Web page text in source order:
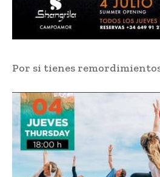
Por si tienes